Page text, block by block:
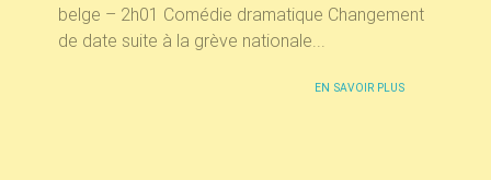
belge – 2h01 Comédie dramatique Changement
de date suite à la grève nationale...
EN SAVOIR PLUS